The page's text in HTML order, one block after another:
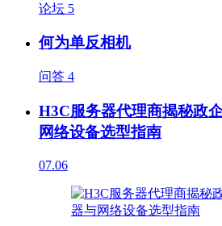
论坛 5
何为单反相机
问答 4
H3C服务器代理商揭秘政
网络设备选型指南
07.06